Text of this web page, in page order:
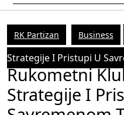
RK Partizan Business
Strategije I Pristupi U
Rukometni
Strategije I